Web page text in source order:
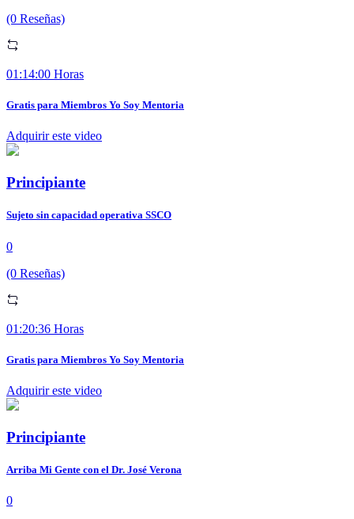
(0 Reseñas)
01:14:00 Horas
Gratis para Miembros Yo Soy Mentoria
Adquirir este video
Principiante
Sujeto sin capacidad operativa SSCO
0
(0 Reseñas)
01:20:36 Horas
Gratis para Miembros Yo Soy Mentoria
Adquirir este video
Principiante
Arriba Mi Gente con el Dr. José Verona
0